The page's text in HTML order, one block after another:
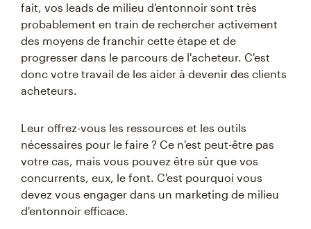
fait, vos leads de milieu d'entonnoir sont très
probablement en train de rechercher activement
des moyens de franchir cette étape et de
progresser dans le parcours de l'acheteur. C'est
donc votre travail de les aider à devenir des clients
acheteurs.
Leur offrez-vous les ressources et les outils
nécessaires pour le faire ? Ce n'est peut-être pas
votre cas, mais vous pouvez être sûr que vos
concurrents, eux, le font. C'est pourquoi vous
devez vous engager dans un marketing de milieu
d'entonnoir efficace.